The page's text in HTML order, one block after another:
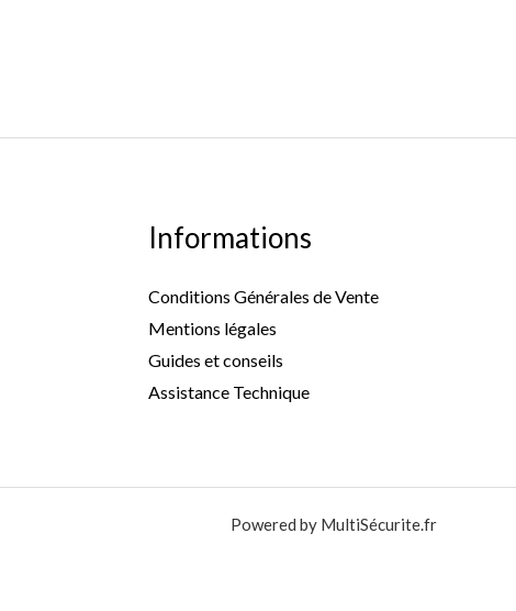
Informations
Conditions Générales de Vente
Mentions légales
Guides et conseils
Assistance Technique
Powered by MultiSécurite.fr